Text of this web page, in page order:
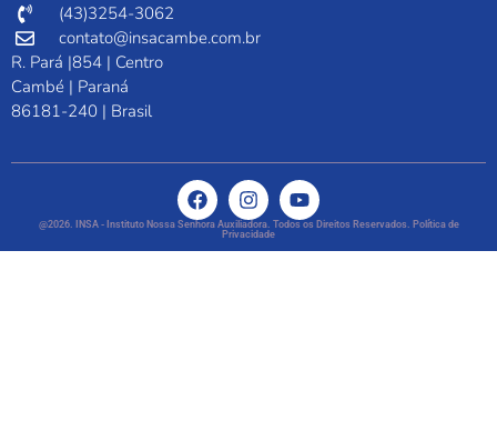
(43)3254-3062
contato@insacambe.com.br
R. Pará |854 | Centro
Cambé | Paraná
86181-240 | Brasil
@2026. INSA - Instituto Nossa Senhora Auxiliadora. Todos os Direitos Reservados. Política de
Privacidade